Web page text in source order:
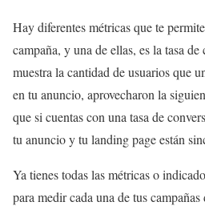
Hay diferentes métricas que te
campaña, y una de ellas, es la tasa
muestra la cantidad de usuarios que
en tu anuncio, aprovecharon la
que si cuentas con una tasa de
tu anuncio y tu landing page están
Ya tienes todas las métricas o
para medir cada una de tus